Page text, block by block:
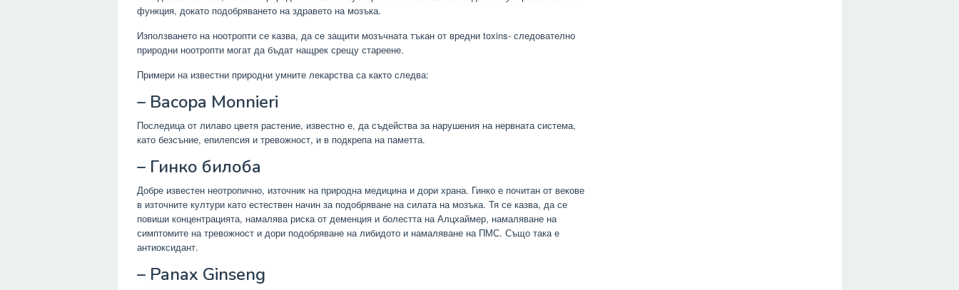
функция, докато подобряването на здравето на мозъка.
Използването на ноотропти се казва, да се защити мозъчната тъкан от вредни toxins- следователно
природни ноотропти могат да бъдат нащрек срещу стареене.
Примери на известни природни умните лекарства са както следва:
– Bacopa Monnieri
Последица от лилаво цветя растение, известно е, да съдейства за нарушения на нервната система,
като безсъние, епилепсия и тревожност, и в подкрепа на паметта.
– Гинко билоба
Добре известен неотропично, източник на природна медицина и дори храна. Гинко е почитан от векове
в източните култури като естествен начин за подобряване на силата на мозъка. Тя се казва, да се
повиши концентрацията, намалява риска от деменция и болестта на Алцхаймер, намаляване на
симптомите на тревожност и дори подобряване на либидото и намаляване на ПМС. Също така е
антиоксидант.
– Panax Ginseng